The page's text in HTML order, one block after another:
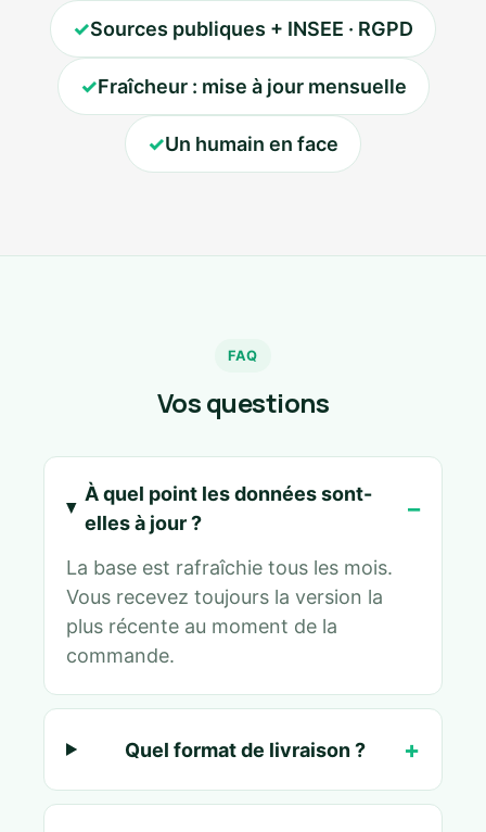
✓Sources publiques + INSEE · RGPD
✓Fraîcheur : mise à jour mensuelle
✓Un humain en face
FAQ
Vos questions
À quel point les données sont-
elles à jour ?
La base est rafraîchie tous les mois.
Vous recevez toujours la version la
plus récente au moment de la
commande.
Quel format de livraison ?